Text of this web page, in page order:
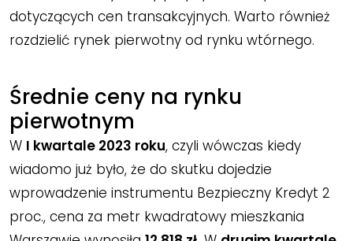
dotyczących cen transakcyjnych. Warto również
rozdzielić rynek pierwotny od rynku wtórnego.
Średnie ceny na rynku
pierwotnym
W I kwartale 2023 roku, czyli wówczas kiedy
wiadomo już było, że do skutku dojedzie
wprowadzenie instrumentu Bezpieczny Kredyt 2
proc., cena za metr kwadratowy mieszkania